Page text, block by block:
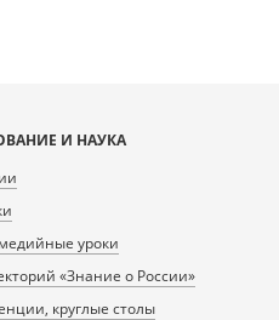
И НАУКА
уроки
«Знание о России»
круглые столы